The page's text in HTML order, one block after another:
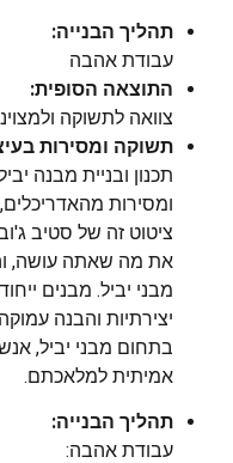
תהליך הבנייה:
עבודת אהבה
התוצאה הסופית:
צוואה לתשוקה
תשוקה ומסירות
תכנון ובניית מבנה
ומסירות
ציטוט זה של סטיב
את מה שאתה עושה,
מבני יביל. מבנים
יצירתיות והבנה
בתחום מבני יביל,
אמיתית למלאכתם.
תהליך הבנייה:
עבודת אהבה: